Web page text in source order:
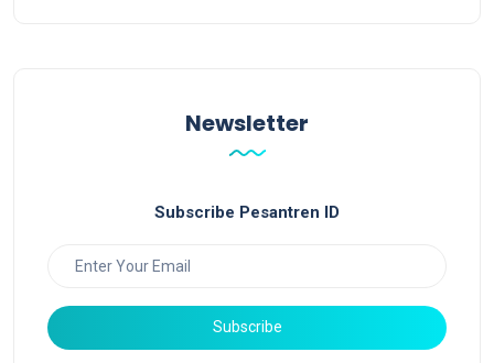
Newsletter
Subscribe Pesantren ID
Subscribe